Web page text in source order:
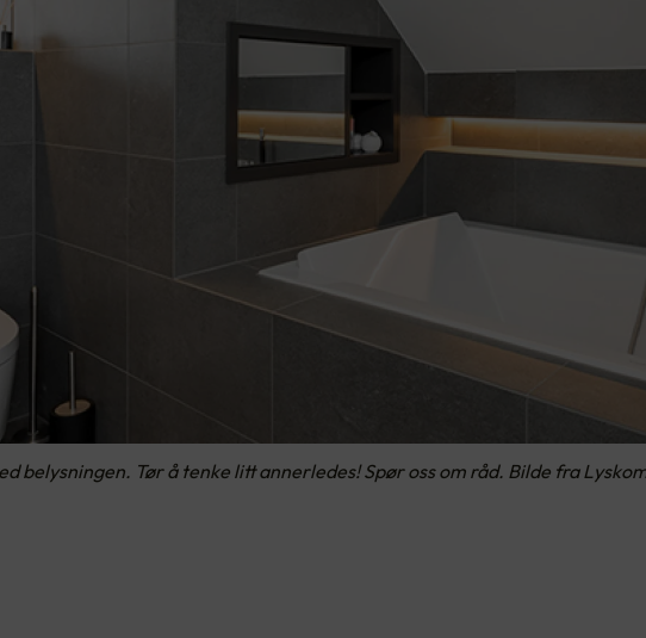
belysningen. Tør å tenke litt annerledes! Spør oss om råd. Bilde fra